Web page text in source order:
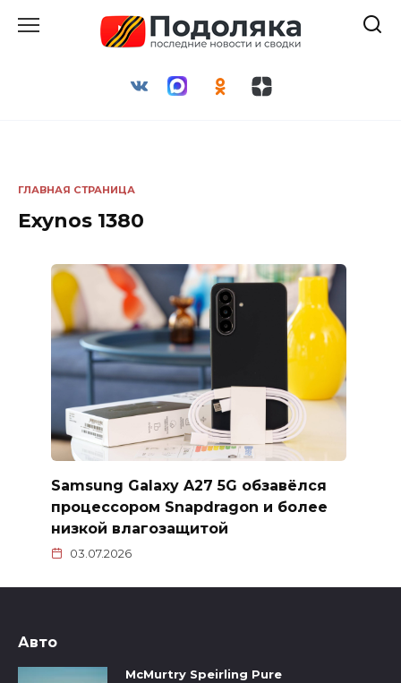
ГЛАВНАЯ СТРАНИЦА
Exynos 1380
Samsung Galaxy A27 5G обзавёлся
процессором Snapdragon и более
низкой влагозащитой
03.07.2026
Авто
McMurtry Speirling Pure